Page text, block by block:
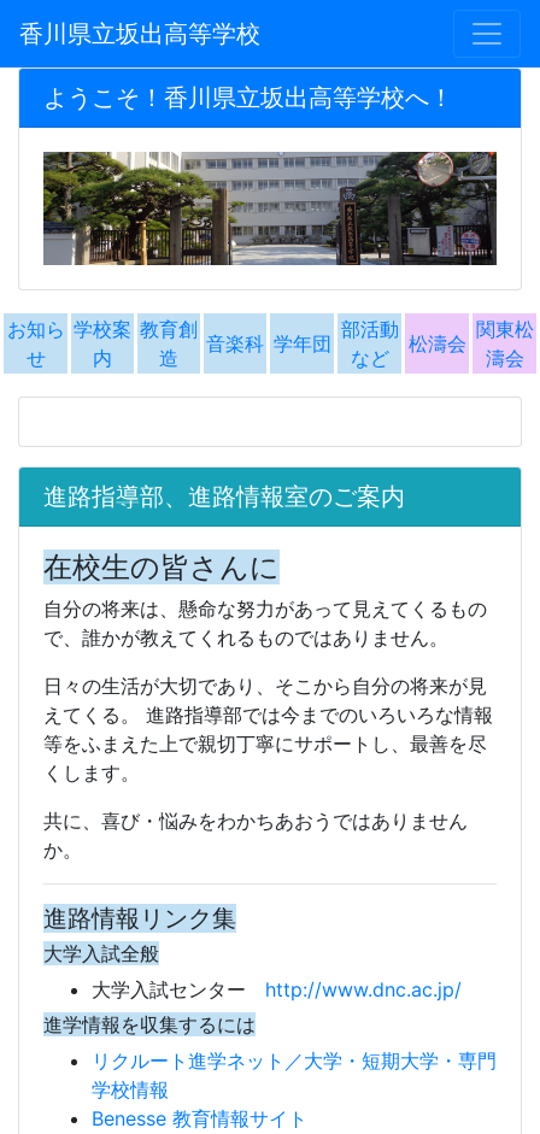
香川県立坂出高等学校
ようこそ！香川県立坂出高等学校へ！
お知ら
せ
学校案
内
教育創
造
音楽科 学年団
部活動
など
松濤会
関東松
濤会
進路指導部、進路情報室のご案内
在校生の皆さんに
自分の将来は、懸命な努力があって見えてくるもの
で、誰かが教えてくれるものではありません。
日々の生活が大切であり、そこから自分の将来が見
えてくる。 進路指導部では今までのいろいろな情報
等をふまえた上で親切丁寧にサポートし、最善を尽
くします。
共に、喜び・悩みをわかちあおうではありません
か。
進路情報リンク集
大学入試全般
大学入試センター http://www.dnc.ac.jp/
進学情報を収集するには
リクルート進学ネット／大学・短期大学・専門
学校情報
Benesse 教育情報サイト